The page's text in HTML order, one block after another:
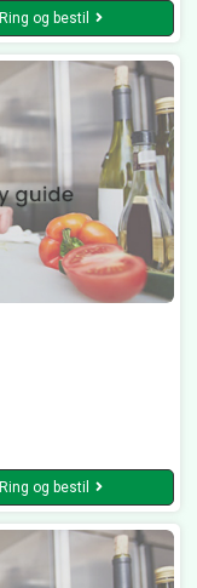
Ring og bestil
Ring og bestil